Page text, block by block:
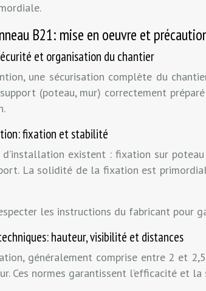
B21: mise en oeuvre et
et organisation du chantier
une sécurisation complète du
(poteau, mur) correctement
fixation et stabilité
d’installation existent : fixation sur
La solidité de la fixation est
les instructions du fabricant pour
hauteur, visibilité et distances
généralement comprise entre 2 et
Ces normes garantissent l’efficacité et